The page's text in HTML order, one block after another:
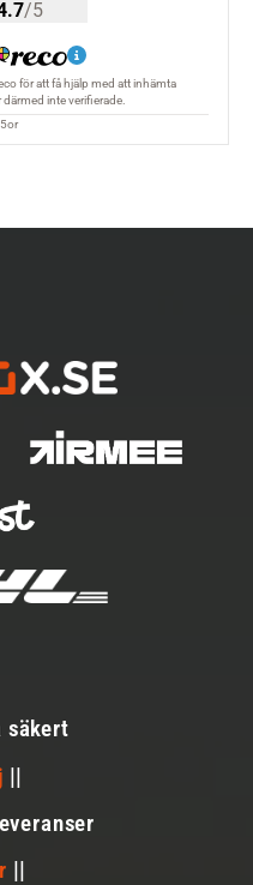
säkert
||
||